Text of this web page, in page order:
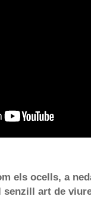
els ocells, a
senzill art de